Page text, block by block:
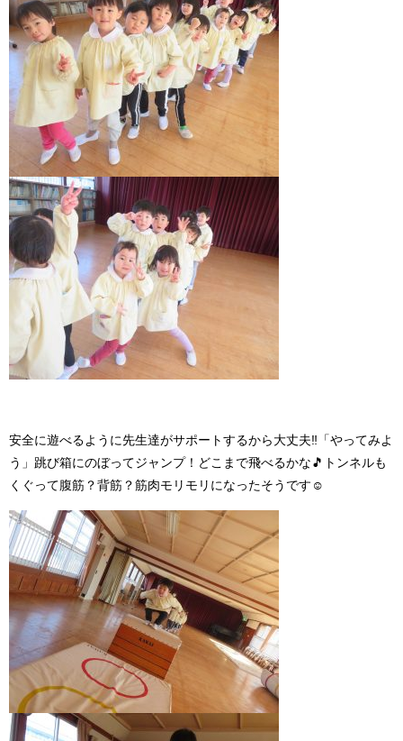
安全に遊べるように先生達がサポートするから大丈夫‼「やってみよ
う」跳び箱にのぼってジャンプ！どこまで飛べるかな🎵 トンネルも
くぐって腹筋？背筋？筋肉モリモリになったそうです ☺